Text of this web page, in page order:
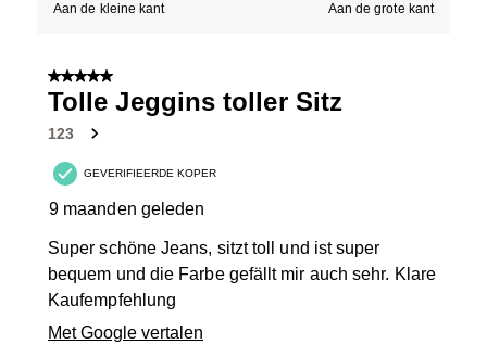
Aan de kleine kant Aan de grote kant
5 van 5 sterren.
Tolle Jeggins toller Sitz
123
GEVERIFIEERDE KOPER
9 maanden geleden
Super schöne Jeans, sitzt toll und ist super
bequem und die Farbe gefällt mir auch sehr. Klare
Kaufempfehlung
Met Google vertalen